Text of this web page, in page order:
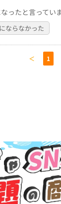
ったと言っていま
ならなかった
＜ 1